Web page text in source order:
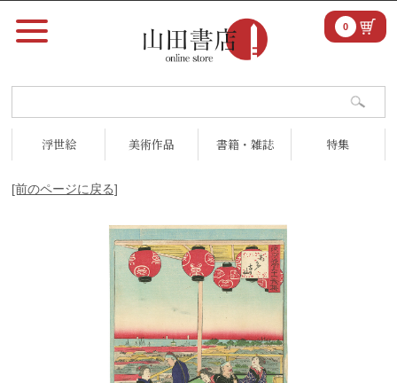
浮世絵 美術作品 書籍・雑誌 特集
0
[前のページに戻る]